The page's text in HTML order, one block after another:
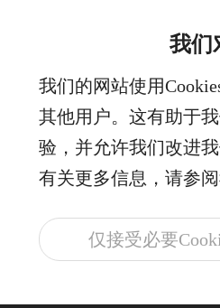
我们
我们的网站使用
其他用户。这有助于
验，并允许我们改进我
有关更多信息，请参
仅接受必要